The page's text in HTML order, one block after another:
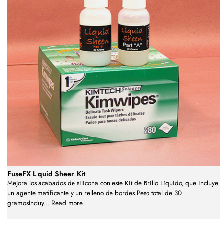
FuseFX Liquid Sheen Kit
Mejora los acabados de silicona con este Kit de Brillo Líquido, que incluye
un agente matificante y un relleno de bordes.Peso total de 30
gramosIncluy... Read more